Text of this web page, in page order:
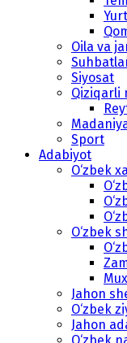
Oila va
Siyosat
Qiziqarli
Sport
Adabiyot
O‘zbek
O‘zbek
Jahon
O‘zbek
Jahon